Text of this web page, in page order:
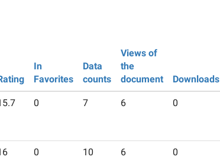
In
Favorites
Data
counts
Views of
the
document
Downloads
0 7 6 0
0 10 6 0